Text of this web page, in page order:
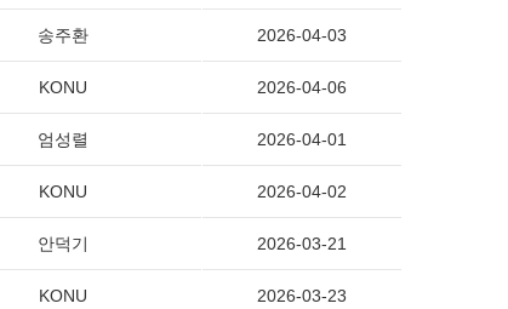
송주환 2026-04-03
KONU 2026-04-06
엄성렬 2026-04-01
KONU 2026-04-02
안덕기 2026-03-21
KONU 2026-03-23